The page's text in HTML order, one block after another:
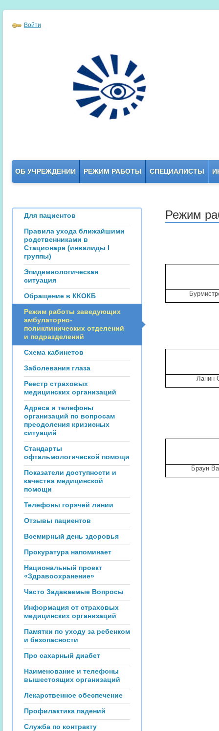
Войти
ОБ УЧРЕЖДЕНИИ РЕЖИМ РАБОТЫ СПЕЦИАЛИСТЫ
Для пациентов
Правила ухода ближайшими
родственниками в
Стационаре (инвалиды I
группы)
Эпидемиологическая
ситуация
Обращение в ККОКБ
Режим работы заведующих
амбулаторно-
поликлинических отделений
и подразделений
Схема кабинетов
Заболевания глаза
Реестр страховых
медицинских организаций
Адреса и телефоны
организаций по вопросам
преодоления кризисных
ситуаций
Стандарты
офтальмологической помощи
Показатели доступности и
качества медицинской
помощи
Телефоны горячей линии
Отзывы пациентов
Всемирный день здоровья
Прокуратура напоминает
Национальный проект
«Здравоохранение»
Часто Задаваемые Вопросы
Информация от страховых
медицинских организаций
Памятки по уходу за ребенком
и безопасности
Про сахарный диабет
Наименование и телефоны
вышестоящих организаций
Лекарственное обеспечение
Профилактика падений
Служба по контракту
Режим
Ланин
Браун